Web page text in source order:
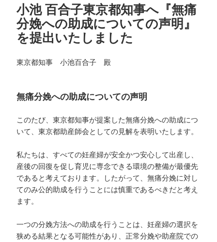
小池 百合子東京都知事へ『無痛
分娩への助成についての声明』
を提出いたしました
東京都知事 小池百合子 殿
無痛分娩への助成についての声明
このたび、東京都知事が提案した無痛分娩への助成につ
いて、東京都助産師会としての見解を表明いたします。
私たちは、すべての妊産婦が安全かつ安心して出産し、
産後の回復を促し育児に専念できる環境の整備が最優先
であると考えております。したがって、無痛分娩に対し
てのみ公的助成を行うことには慎重であるべきだと考え
ます。
一つの分娩方法への助成を行うことは、妊産婦の選択を
狭める結果となる可能性があり、正常分娩や助産院での